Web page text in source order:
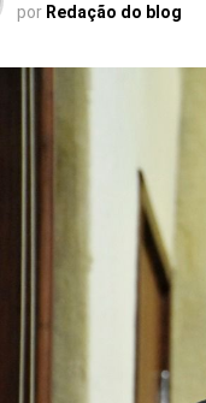
por Redação do blog